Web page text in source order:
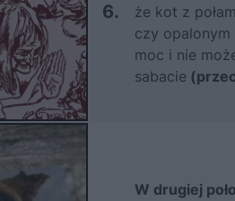
6.
że kot z
czy
moc i nie
sabacie
W drugiej